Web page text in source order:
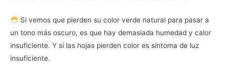
Si vemos que pierden su color verde natural para pasar a
un tono más oscuro, es que hay demasiada humedad y calor
insuficiente. Y si las hojas pierden color es síntoma de luz
insuficiente.